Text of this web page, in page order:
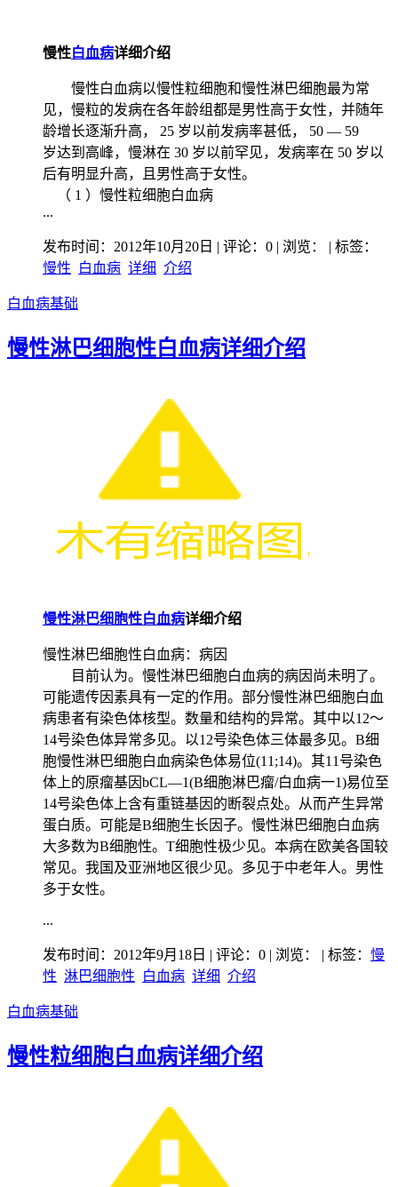
慢性白血病详细介绍
慢性白血病以慢性粒细胞和慢性淋巴细胞最为常
见，慢粒的发病在各年龄组都是男性高于女性，并随年
龄增长逐渐升高， 25 岁以前发病率甚低， 50 ― 59
岁达到高峰，慢淋在 30 岁以前罕见，发病率在 50 岁以
后有明显升高，且男性高于女性。
（ 1 ）慢性粒细胞白血病
...
发布时间：2012年10月20日 | 评论：0 | 浏览：
| 标签：
慢性
白血病 详细 介绍
白血病基础
慢性淋巴细胞性白血病详细介绍
慢性淋巴细胞性白血病详细介绍
慢性淋巴细胞性白血病：病因
目前认为。慢性淋巴细胞白血病的病因尚未明了。
可能遗传因素具有一定的作用。部分慢性淋巴细胞白血
病患者有染色体核型。数量和结构的异常。其中以12～
14号染色体异常多见。以12号染色体三体最多见。B细
胞慢性淋巴细胞白血病染色体易位(11;14)。其11号染色
体上的原瘤基因bCL—1(B细胞淋巴瘤/白血病一1)易位至
14号染色体上含有重链基因的断裂点处。从而产生异常
蛋白质。可能是B细胞生长因子。慢性淋巴细胞白血病
大多数为B细胞性。T细胞性极少见。本病在欧美各国较
常见。我国及亚洲地区很少见。多见于中老年人。男性
多于女性。
...
发布时间：2012年9月18日 | 评论：0 | 浏览： | 标签： 慢
性 淋巴细胞性 白血病 详细 介绍
白血病基础
慢性粒细胞白血病详细介绍